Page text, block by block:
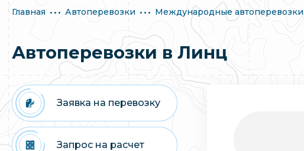
Главная Автоперевозки Международные автоперевозки
Автоперевозки в Линц
Заявка на перевозку
Запрос на расчет